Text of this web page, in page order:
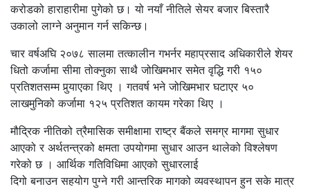
करोडको हाराहारीमा पुगेको छ। यो नयाँ नीतिले सेयर बजार बिस्तारै
उकालो लाग्ने अनुमान गर्न सकिन्छ।
चार वर्षअघि २०७८ सालमा तत्कालीन गभर्नर महाप्रसाद अधिकारीले शेयर
धितो कर्जामा सीमा तोक्नुका साथै जोखिमभार समेत वृद्धि गरी १५०
प्रतिशतसम्म पुर्‍याएका थिए । गतवर्ष भने जोखिमभार घटाएर ५०
लाखमुनिको कर्जामा १२५ प्रतिशत कायम गरेका थिए ।
मौद्रिक नीतिको त्रैमासिक समीक्षामा राष्ट्र बैंकले समग्र मागमा सुधार
आएको र अर्थतन्त्रको क्षमता उपयोगमा सुधार आउन थालेको विश्लेषण
गरेको छ । आर्थिक गतिविधिमा आएको सुधारलाई
दिगो बनाउन सहयोग पुग्ने गरी आन्तरिक मागको व्यवस्थापन हुन सके मात्र